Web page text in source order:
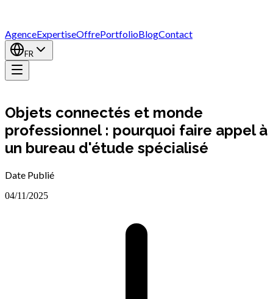
AgenceExpertiseOffrePortfolioBlogContact
FR
Objets connectés et monde
professionnel : pourquoi faire appel à
un bureau d'étude spécialisé
Date Publié
04/11/2025